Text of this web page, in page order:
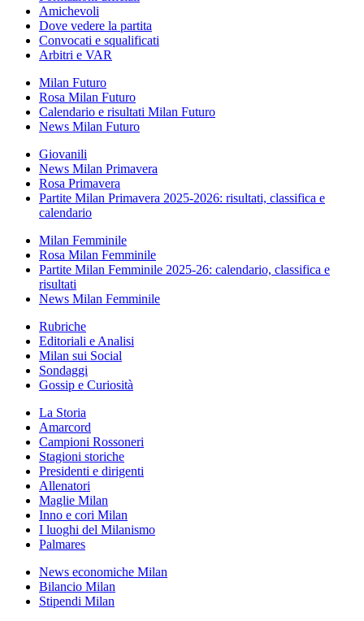
Amichevoli
Dove vedere la partita
Convocati e squalificati
Arbitri e VAR
Milan Futuro
Rosa Milan Futuro
Calendario e risultati Milan Futuro
News Milan Futuro
Giovanili
News Milan Primavera
Rosa Primavera
Partite Milan Primavera 2025-2026: risultati, classifica e
calendario
Milan Femminile
Rosa Milan Femminile
Partite Milan Femminile 2025-26: calendario, classifica e
risultati
News Milan Femminile
Rubriche
Editoriali e Analisi
Milan sui Social
Sondaggi
Gossip e Curiosità
La Storia
Amarcord
Campioni Rossoneri
Stagioni storiche
Presidenti e dirigenti
Allenatori
Maglie Milan
Inno e cori Milan
I luoghi del Milanismo
Palmares
News economiche Milan
Bilancio Milan
Stipendi Milan